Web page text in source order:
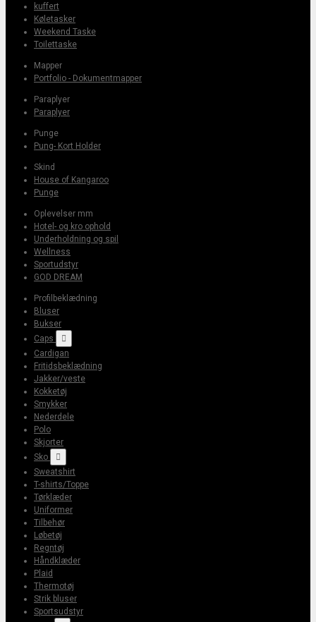
kuffert
Køletasker
Weekend Taske
Toilettaske
Mapper
Portfolio - Dokumentmapper
Paraplyer
Paraplyer
Punge
Pung- Kort Holder
Skind
House of Kangaroo
Punge
Oplevelser mm
Hotel- og kro ophold
Underholdning og spil
Wellness
Sportudstyr
GOD DREAM
Profilbeklædning
Bluser
Bukser
Caps

Cardigan
Fritidsbeklædning
Jakker/veste
Kokketøj
Smykker
Nederdele
Polo
Skjorter
Sko

Sweatshirt
T-shirts/Toppe
Tørklæder
Uniformer
Tilbehør
Løbetøj
Regntøj
Håndklæder
Plaid
Thermotøj
Strik bluser
Sportsudstyr